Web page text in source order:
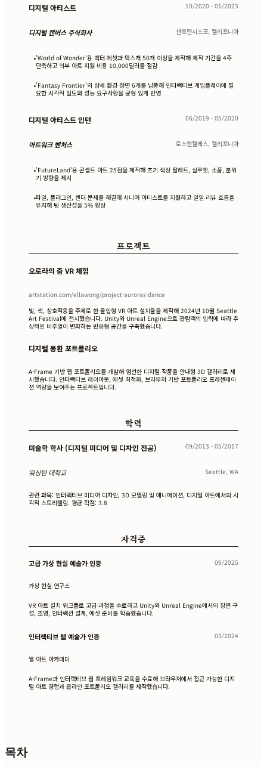
디지털 아티스트 10/2020 - 01/2023
디지털 캔버스 주식회사 샌프란시스코, 캘리포니아
•'World of Wonder'용 벡터 에셋과 텍스처 50개 이상을 제작해 제작 기간을 4주
단축하고 외부 아트 지원 비용 10,000달러를 절감
•'Fantasy Frontier'의 상세 환경 장면 6개를 납품해 인터랙티브 게임플레이에 필
요한 시각적 밀도와 성능 요구사항을 균형 있게 반영
디지털 아티스트 인턴 06/2019 - 05/2020
아트워크 벤처스 로스앤젤레스, 캘리포니아
•'FutureLand'용 콘셉트 아트 25점을 제작해 초기 색상 팔레트, 실루엣, 소품, 분위
기 방향을 제시
•파일, 플러그인, 렌더 문제를 해결해 시니어 아티스트를 지원하고 일일 리뷰 흐름을
유지해 팀 생산성을 5% 향상
프로젝트
오로라의 춤 VR 체험
artstation.com/ellawong/project-auroras-dance
빛, 색, 상호작용을 주제로 한 몰입형 VR 아트 설치물을 제작해 2024년 10월 Seattle
Art Festival에 전시했습니다. Unity와 Unreal Engine으로 관람객의 입력에 따라 추
상적인 비주얼이 변화하는 반응형 공간을 구축했습니다.
디지털 몽환 포트폴리오
A-Frame 기반 웹 포트폴리오를 개발해 엄선한 디지털 작품을 안내형 3D 갤러리로 제
시했습니다. 인터랙티브 레이아웃, 에셋 최적화, 브라우저 기반 포트폴리오 프레젠테이
션 역량을 보여주는 프로젝트입니다.
학력
미술학 학사 (디지털 미디어 및 디자인 전공) 09/2013 - 05/2017
워싱턴 대학교 Seattle, WA
관련 과목: 인터랙티브 미디어 디자인, 3D 모델링 및 애니메이션, 디지털 아트에서의 시
각적 스토리텔링. 평균 학점: 3.8
자격증
고급 가상 현실 예술가 인증 09/2025
가상 현실 연구소
VR 아트 설치 워크플로 고급 과정을 수료하고 Unity와 Unreal Engine에서의 장면 구
성, 조명, 인터랙션 설계, 에셋 준비를 학습했습니다.
인터랙티브 웹 예술가 인증 03/2024
웹 아트 아카데미
A-Frame과 인터랙티브 웹 프레임워크 교육을 수료해 브라우저에서 접근 가능한 디지
털 아트 경험과 온라인 포트폴리오 갤러리를 제작했습니다.
목차